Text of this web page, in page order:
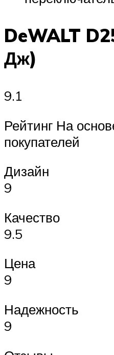
DeWALT
Дж)
9.1
Рейтинг На
покупателей
Дизайн
9
Качество
9.5
Цена
9
Надежность
9